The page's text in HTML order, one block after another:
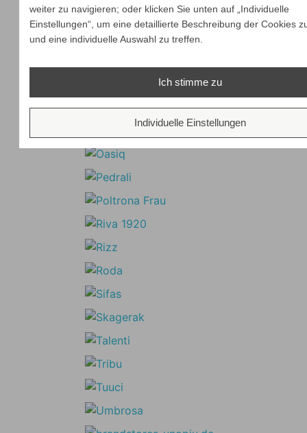
weiter zu navigieren; oder klicken Sie unten auf „Individuelle
Einstellungen“, um eine detaillierte Beschreibung der Cookies
und eine individuelle Auswahl zu treffen.
Ich stimme zu
Individuelle Einstellungen